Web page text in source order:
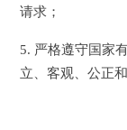
请求；
5. 严格遵守国家
立、客观、公正